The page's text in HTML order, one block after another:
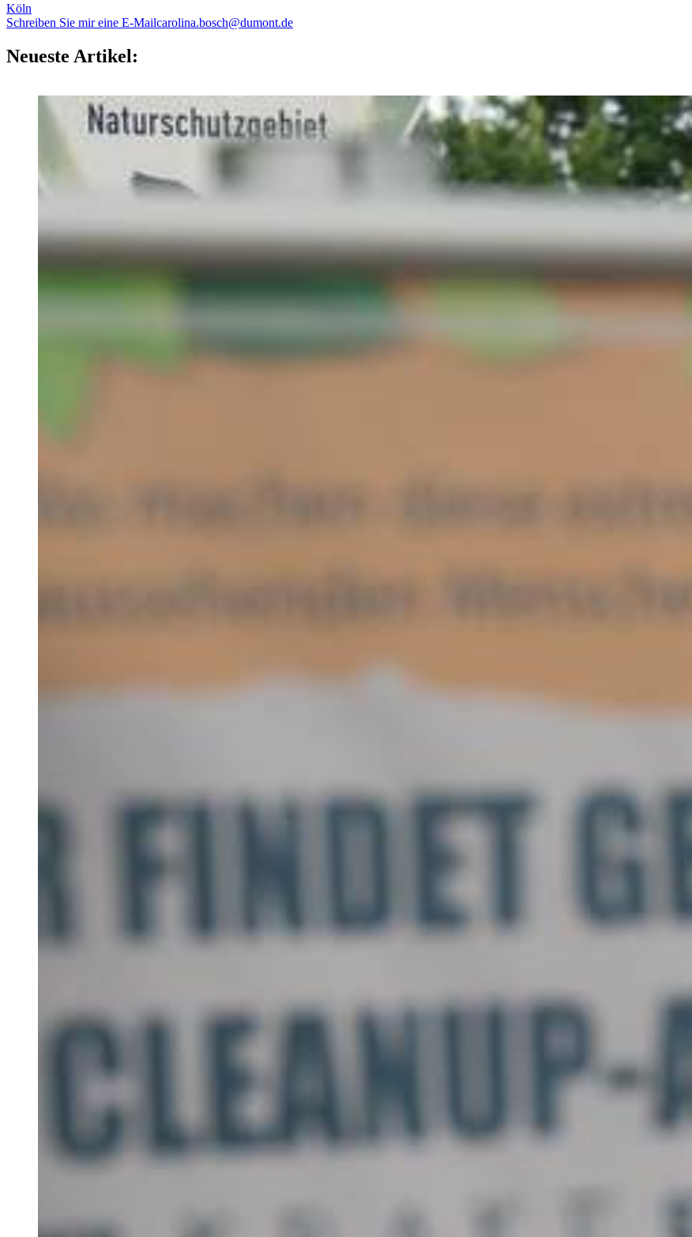
Köln
Schreiben Sie mir eine E-Mailcarolina.bosch@dumont.de
Neueste Artikel: